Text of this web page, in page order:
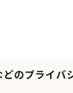
のプライバ